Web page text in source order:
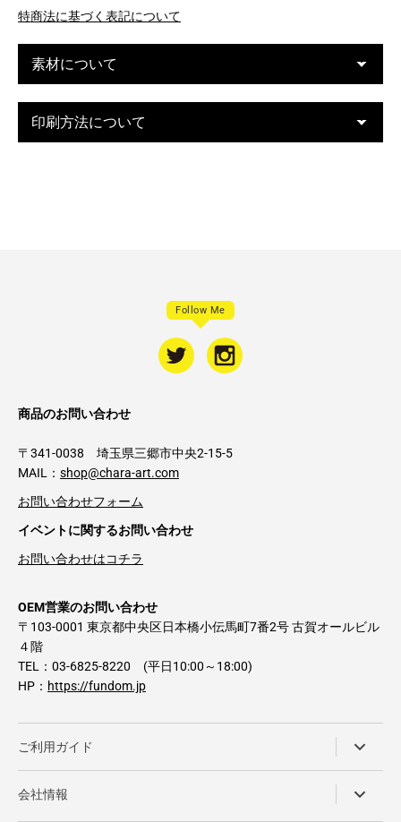
特商法に基づく表記について
素材について
印刷方法について
Follow Me
商品のお問い合わせ
〒341-0038 埼玉県三郷市中央2-15-5
MAIL： shop@chara-art.com
お問い合わせフォーム
イベントに関するお問い合わせ
お問い合わせはコチラ
OEM営業のお問い合わせ
〒103-0001 東京都中央区日本橋小伝馬町7番2号 古賀オールビル
４階
TEL：03-6825-8220 (平日10:00～18:00)
HP： https://fundom.jp
ご利用ガイド
会社情報